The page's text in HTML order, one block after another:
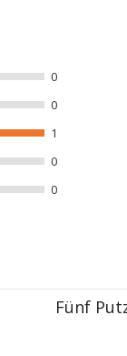
0
0
1
0
0
Fünf